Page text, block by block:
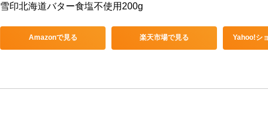
雪印北海道バター食塩不使用200g
Amazonで見る 楽天市場で見る Yahoo!シ